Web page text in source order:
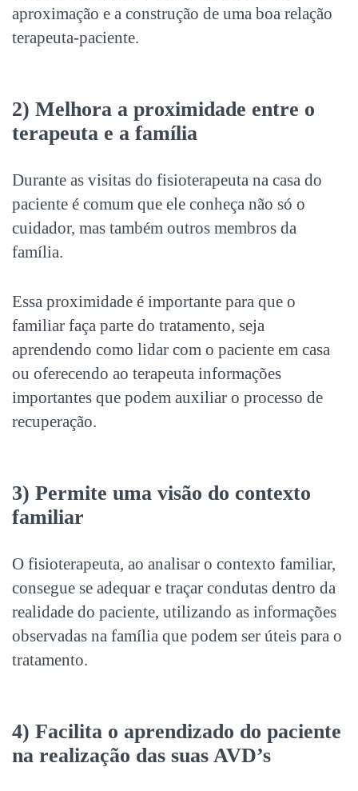
aproximação e a construção de uma boa relação
terapeuta-paciente.
2) Melhora a proximidade entre o
terapeuta e a família
Durante as visitas do fisioterapeuta na casa do
paciente é comum que ele conheça não só o
cuidador, mas também outros membros da
família.
Essa proximidade é importante para que o
familiar faça parte do tratamento, seja
aprendendo como lidar com o paciente em casa
ou oferecendo ao terapeuta informações
importantes que podem auxiliar o processo de
recuperação.
3) Permite uma visão do contexto
familiar
O fisioterapeuta, ao analisar o contexto familiar,
consegue se adequar e traçar condutas dentro da
realidade do paciente, utilizando as informações
observadas na família que podem ser úteis para o
tratamento.
4) Facilita o aprendizado do paciente
na realização das suas AVD’s